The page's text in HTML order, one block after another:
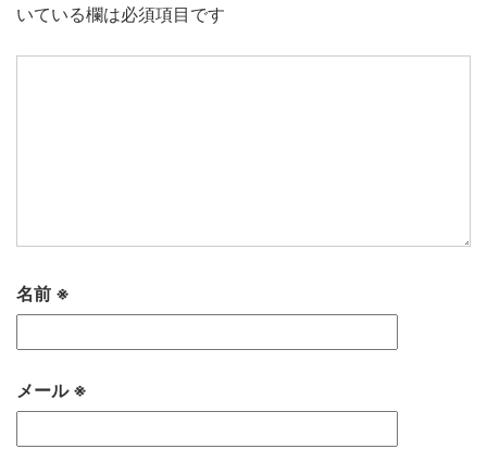
いている欄は必須項目です
名前 ※
メール ※